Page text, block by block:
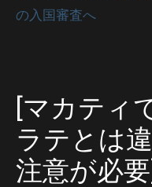
の入国審査へ
[マカティ
ラテとは
注意が必